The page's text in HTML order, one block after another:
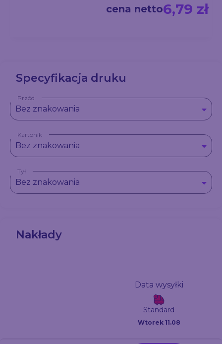
cena netto6,79 zł
Specyfikacja druku
Przód
Bez znakowania
Kartonik
Bez znakowania
Tył
Bez znakowania
Nakłady
Data wysyłki
Standard
Wtorek 11.08